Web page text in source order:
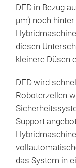
DED in Bezug
μm) noch
diesen
kleinere Düsen
DED wird
Roboterzellen
Support
das System in